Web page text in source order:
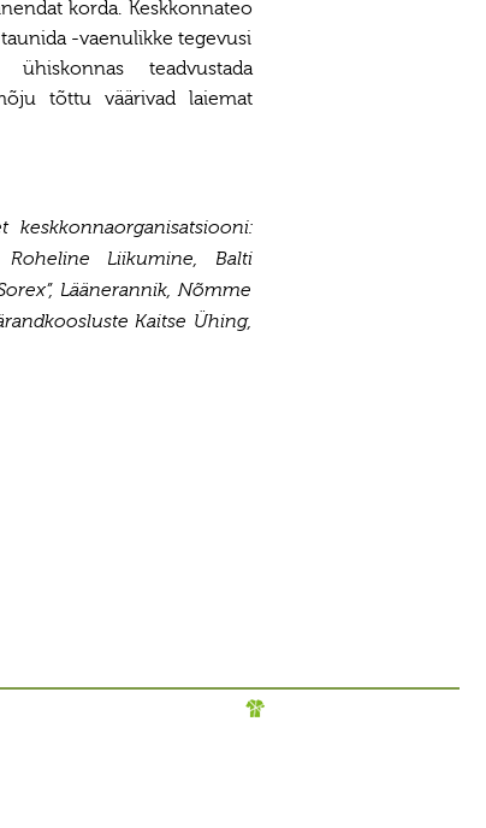
korda. Keskkonnateo
-vaenulikke tegevusi
teadvustada
tõttu väärivad laiemat
keskkonnaorganisatsiooni:
Roheline Liikumine, Balti
Läänerannik, Nõmme
Kaitse Ühing,